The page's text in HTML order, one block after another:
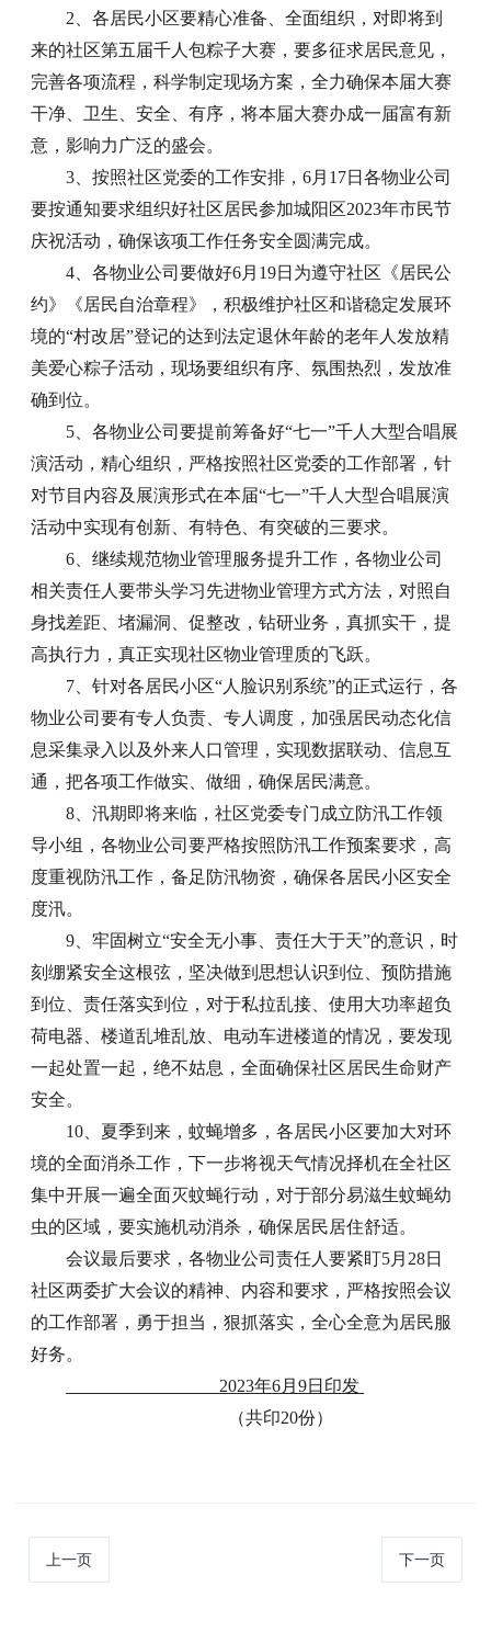
2、各居民小区要精心准备、全面组织，对即将到
来的社区第五届千人包粽子大赛，要多征求居民意见，
完善各项流程，科学制定现场方案，全力确保本届大赛
干净、卫生、安全、有序，将本届大赛办成一届富有新
意，影响力广泛的盛会。
3、按照社区党委的工作安排，6月17日各物业公司
要按通知要求组织好社区居民参加城阳区2023年市民节
庆祝活动，确保该项工作任务安全圆满完成。
4、各物业公司要做好6月19日为遵守社区《居民公
约》《居民自治章程》，积极维护社区和谐稳定发展环
境的“村改居”登记的达到法定退休年龄的老年人发放精
美爱心粽子活动，现场要组织有序、氛围热烈，发放准
确到位。
5、各物业公司要提前筹备好“七一”千人大型合唱展
演活动，精心组织，严格按照社区党委的工作部署，针
对节目内容及展演形式在本届“七一”千人大型合唱展演
活动中实现有创新、有特色、有突破的三要求。
6、继续规范物业管理服务提升工作，各物业公司
相关责任人要带头学习先进物业管理方式方法，对照自
身找差距、堵漏洞、促整改，钻研业务，真抓实干，提
高执行力，真正实现社区物业管理质的飞跃。
7、针对各居民小区“人脸识别系统”的正式运行，各
物业公司要有专人负责、专人调度，加强居民动态化信
息采集录入以及外来人口管理，实现数据联动、信息互
通，把各项工作做实、做细，确保居民满意。
8、汛期即将来临，社区党委专门成立防汛工作领
导小组，各物业公司要严格按照防汛工作预案要求，高
度重视防汛工作，备足防汛物资，确保各居民小区安全
度汛。
9、牢固树立“安全无小事、责任大于天”的意识，时
刻绷紧安全这根弦，坚决做到思想认识到位、预防措施
到位、责任落实到位，对于私拉乱接、使用大功率超负
荷电器、楼道乱堆乱放、电动车进楼道的情况，要发现
一起处置一起，绝不姑息，全面确保社区居民生命财产
安全。
10、夏季到来，蚊蝇增多，各居民小区要加大对环
境的全面消杀工作，下一步将视天气情况择机在全社区
集中开展一遍全面灭蚊蝇行动，对于部分易滋生蚊蝇幼
虫的区域，要实施机动消杀，确保居民居住舒适。
会议最后要求，各物业公司责任人要紧盯5月28日
社区两委扩大会议的精神、内容和要求，严格按照会议
的工作部署，勇于担当，狠抓落实，全心全意为居民服
好务。
2023年6月9日印发
（共印20份）
上一页 下一页